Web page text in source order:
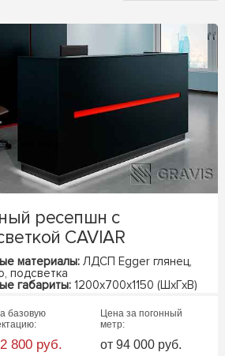
ресепшн с
CAVIAR
материалы: ЛДСП Egger глянец,
подсветка
габариты: 1200х700х1150 (ШхГхВ)
базовую
800 руб.
Цена за погонный
метр:
от 94 000 руб.